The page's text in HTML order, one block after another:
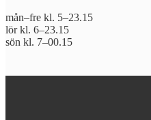
mån–fre kl. 5–23.15
lör kl. 6–23.15
sön kl. 7–00.15